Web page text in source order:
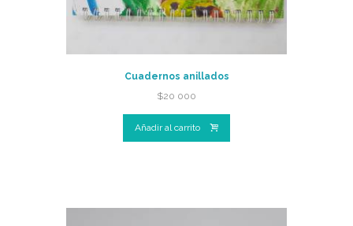
Cuadernos anillados
$20 000
Añadir al carrito